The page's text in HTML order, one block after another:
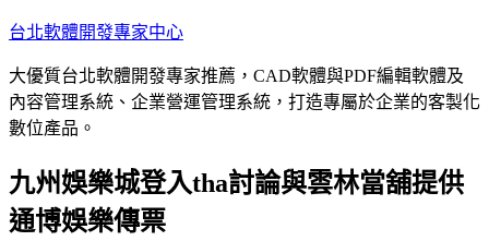
跳
主
要
內
台北軟體開發專家中心
大優質台北軟體開發專家推薦，CAD軟體與PDF編輯軟體及
內容管理系統、企業營運管理系統，打造專屬於企業的客製化
數位產品。
九州娛樂城登入tha討論與雲林當舖提供
通博娛樂傳票